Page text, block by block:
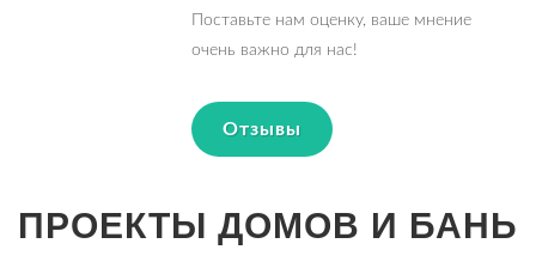
Поставьте нам оценку, ваше мнение
очень важно для нас!
Отзывы
ПРОЕКТЫ ДОМОВ И БАНЬ